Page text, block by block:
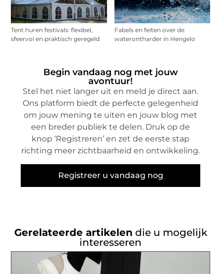
Tent huren festivals: flexibel,
sfeervol en praktisch geregeld
Fabels en feiten over de
waterontharder in Hengelo
Begin vandaag nog met jouw
avontuur!
Stel het niet langer uit en meld je direct aan.
Ons platform biedt de perfecte gelegenheid
om jouw mening te uiten en jouw blog met
een breder publiek te delen. Druk op de
knop ‘Registreren’ en zet de eerste stap
richting meer zichtbaarheid en ontwikkeling.
Registreer u vandaag nog
Gerelateerde artikelen die u mogelijk
interesseren